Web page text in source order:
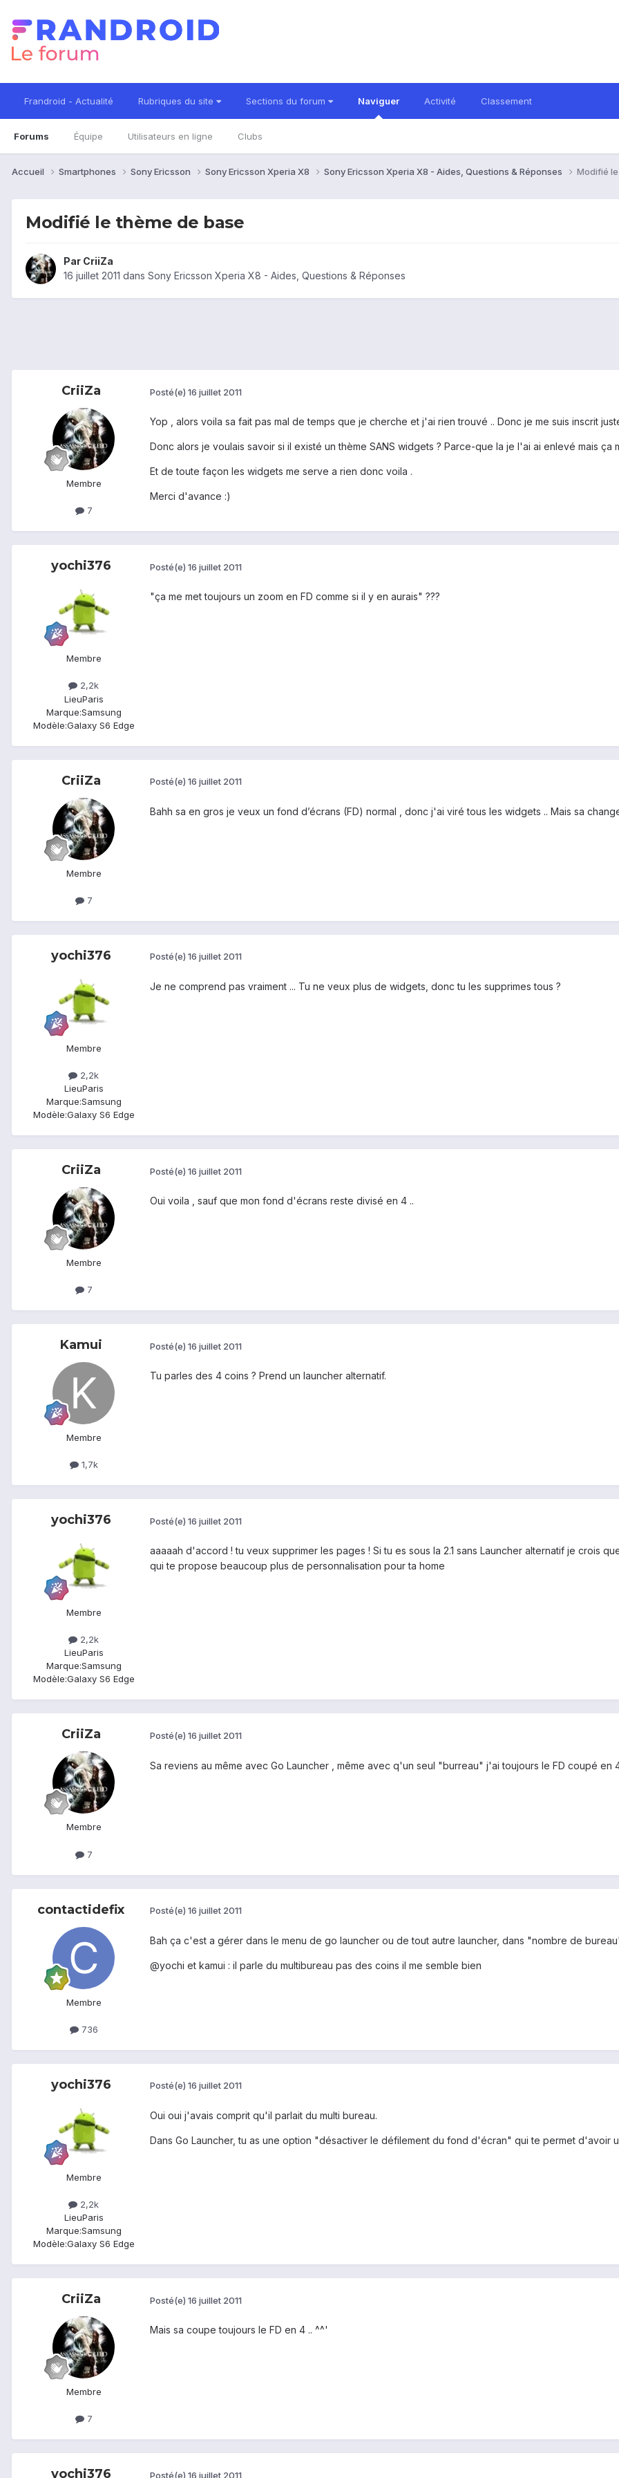
Frandroid - Actualité Rubriques du site Sections du forum Naviguer
Forums Équipe Utilisateurs en ligne Clubs
Activité Classement
Accueil Smartphones Sony Ericsson Sony Ericsson Xperia X8 Sony Ericsson Xperia X8 - Aides, Questions & Réponses Modifié
Modifié le thème de base
Par CriiZa
16 juillet 2011 dans Sony Ericsson Xperia X8 - Aides, Questions & Réponses
CriiZa
Membre
7
Posté(e) 16 juillet 2011
Yop , alors voila sa fait pas mal de temps que je cherche et j'ai rien trouvé .. Donc je me suis inscrit
Donc alors je voulais savoir si il existé un thème SANS widgets ? Parce-que la je l'ai ai enlevé mais ça
Et de toute façon les widgets me serve a rien donc voila .
Merci d'avance :)
yochi376
Membre
2,2k
LieuParis
Marque:Samsung
Modèle:Galaxy S6 Edge
Posté(e) 16 juillet 2011
"ça me met toujours un zoom en FD comme si il y en aurais" ???
CriiZa
Membre
7
Posté(e) 16 juillet 2011
Bahh sa en gros je veux un fond d’écrans (FD) normal , donc j'ai viré tous les widgets .. Mais sa
yochi376
Membre
2,2k
LieuParis
Marque:Samsung
Modèle:Galaxy S6 Edge
Posté(e) 16 juillet 2011
Je ne comprend pas vraiment ... Tu ne veux plus de widgets, donc tu les supprimes tous ?
CriiZa
Membre
7
Posté(e) 16 juillet 2011
Oui voila , sauf que mon fond d'écrans reste divisé en 4 ..
Kamui
Membre
1,7k
Posté(e) 16 juillet 2011
Tu parles des 4 coins ? Prend un launcher alternatif.
yochi376
Membre
2,2k
LieuParis
Marque:Samsung
Modèle:Galaxy S6 Edge
Posté(e) 16 juillet 2011
aaaaah d'accord ! tu veux supprimer les pages ! Si tu es sous la 2.1 sans Launcher alternatif je crois
qui te propose beaucoup plus de personnalisation pour ta home
CriiZa
Membre
7
Posté(e) 16 juillet 2011
Sa reviens au même avec Go Launcher , même avec q'un seul "burreau" j'ai toujours le FD coupé en
contactidefix
Membre
736
Posté(e) 16 juillet 2011
Bah ça c'est a gérer dans le menu de go launcher ou de tout autre launcher, dans "nombre de
@yochi et kamui : il parle du multibureau pas des coins il me semble bien
yochi376
Membre
2,2k
LieuParis
Marque:Samsung
Modèle:Galaxy S6 Edge
Posté(e) 16 juillet 2011
Oui oui j'avais comprit qu'il parlait du multi bureau.
Dans Go Launcher, tu as une option "désactiver le défilement du fond d'écran" qui te permet d'avoir
CriiZa
Membre
7
Posté(e) 16 juillet 2011
Mais sa coupe toujours le FD en 4 .. ^^'
yochi376 Posté(e) 16 juillet 2011